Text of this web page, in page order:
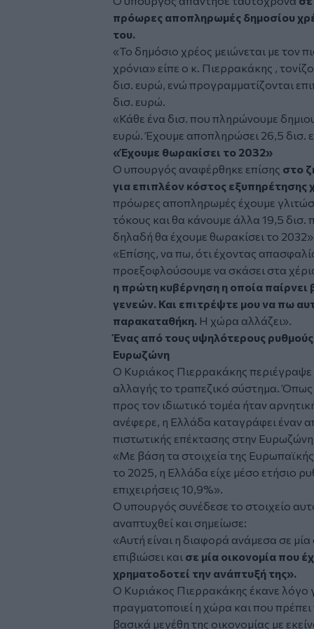
πρόωρες αποπληρωμές δημοσίου
του.
«Το δημόσιο χρέος μειώνεται με τον
χρόνια» είπε ο κ. Πιερρακάκης ,
δισ. ευρώ, ενώ προγραμματίζονται
δισ. ευρώ.
«Κάθε ένα δισ. που πληρώνουμε
ευρώ. Έχουμε αποπληρώσει 26,5 δισ.
«Έχουμε θωρακίσει το 2032»
Ο υπουργός αναφέρθηκε επίσης στο
για επιπλέον κόστος εξυπηρέτησης
πρόωρες αποπληρωμές έχουμε
τόκους και θα κάνουμε άλλα 19,5
δηλαδή θα έχουμε θωρακίσει το
«Επίσης, να πω, ότι έχοντας
προεξοφλούσουμε να σκάσει στα
η πρώτη κυβέρνηση η οποία
γενεών. Και επιτρέψτε μου να πω
παρακαταθήκη. Η χώρα αλλάζει».
Ένας από τους υψηλότερους
Ευρωζώνη
Ο Κυριάκος Πιερρακάκης
αλλαγής το τραπεζικό σύστημα. Όπως
προς τον ιδιωτικό τομέα ήταν
ανέφερε, η Ελλάδα καταγράφει έναν
πιστωτικής επέκτασης στην
«Με βάση τα στοιχεία της
το 2025, η Ελλάδα είχε μέσο ετήσιο
επιχειρήσεις 10,9%».
Ο υπουργός συνέδεσε το στοιχείο
αναπτυχθεί και σημείωσε:
«Αυτή είναι η διαφορά ανάμεσα σε
επιβιώσει και σε μία οικονομία που
χρηματοδοτεί την ανάπτυξή της».
Ο Κυριάκος Πιερρακάκης έκανε λόγο
πραγματοποιεί η χώρα και που
βασικά μεγέθη της οικονομίας με